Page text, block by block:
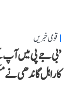
قومی خبریں
’بی جے پی میں آپ
کا راہل گاندھی